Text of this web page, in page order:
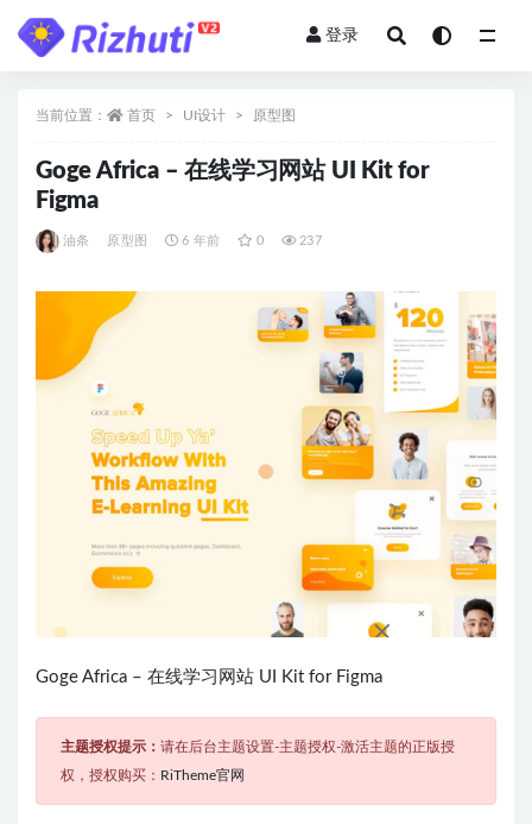
登录
当前位置： 首页 UI设计 原型图
Goge Africa – 在线学习网站 UI Kit for
Figma
油条 原型图 6 年前 0 237
Goge Africa – 在线学习网站 UI Kit for Figma
主题授权提示： 请在后台主题设置-主题授权-激活主题的正版授
权，授权购买： RiTheme官网